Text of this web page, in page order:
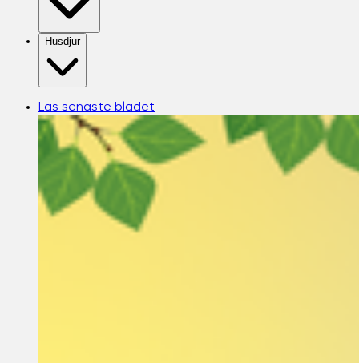
Husdjur
Läs senaste bladet